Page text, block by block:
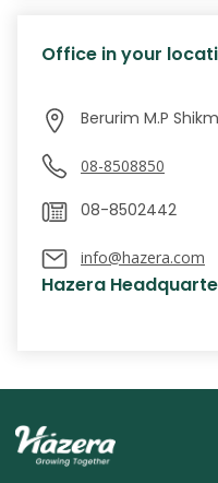
Office in your
Berurim M.P
08-8508850
08-8502442
info@hazera.com
Hazera